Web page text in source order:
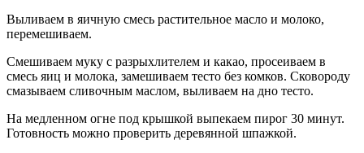
Выливаем в яичную смесь растительное масло и молоко,
перемешиваем.
Смешиваем муку с разрыхлителем и какао, просеиваем в
смесь яиц и молока, замешиваем тесто без комков. Сковороду
смазываем сливочным маслом, выливаем на дно тесто.
На медленном огне под крышкой выпекаем пирог 30 минут.
Готовность можно проверить деревянной шпажкой.